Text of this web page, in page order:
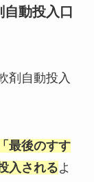
動投入口
剤自動投入
「最後のすす
入されるよ